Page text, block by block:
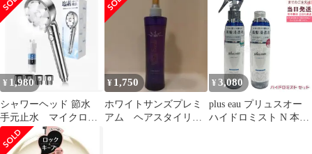
トお試し
¥ 1,980
シャワーヘッド 節水
手元止水 マイクロナ
ノバブル 高水圧 ナノバ
ブル シャワー
¥ 1,750
ホワイトサンズプレミ
アム ヘアスタイリン
¥ 3,080
plus eau プリュスオー
ハイドロミスト N 本体